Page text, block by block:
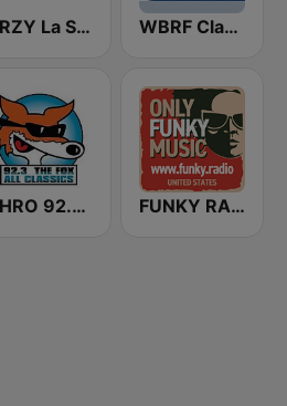
KRZY La Suavecita 105.9 FM WBRF Classic Country 98.1 FM
KHRO 92.3 The Fox FUNKY RADIO (USA)